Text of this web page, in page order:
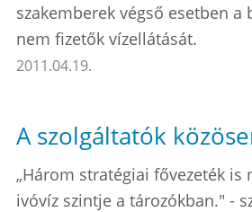
szakemberek végső esetben
nem fizetők vízellátását.
2011.04.19.
A szolgáltatók
„Három stratégiai fővezeték
ivóvíz szintje a tározókban." -